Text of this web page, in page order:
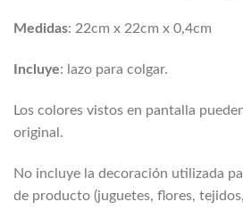
Medidas: 22cm x 22cm x 0,4cm
Incluye: lazo para colgar.
Los colores vistos en pantalla
original.
No incluye la decoración utilizada
de producto (juguetes, flores,